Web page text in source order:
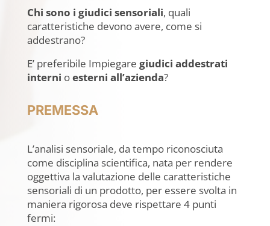
Chi sono i giudici sensoriali, quali
caratteristiche devono avere, come si
addestrano?
E’ preferibile Impiegare giudici addestrati
interni oesterni all’azienda?
PREMESSA
L’analisi sensoriale, da tempo riconosciuta
come disciplina scientifica, nata per rendere
oggettiva la valutazione delle caratteristiche
sensoriali di un prodotto, per essere svolta in
maniera rigorosa deve rispettare 4 punti
fermi: